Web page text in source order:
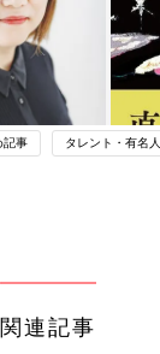
記事 タレント・有名人
関連記事